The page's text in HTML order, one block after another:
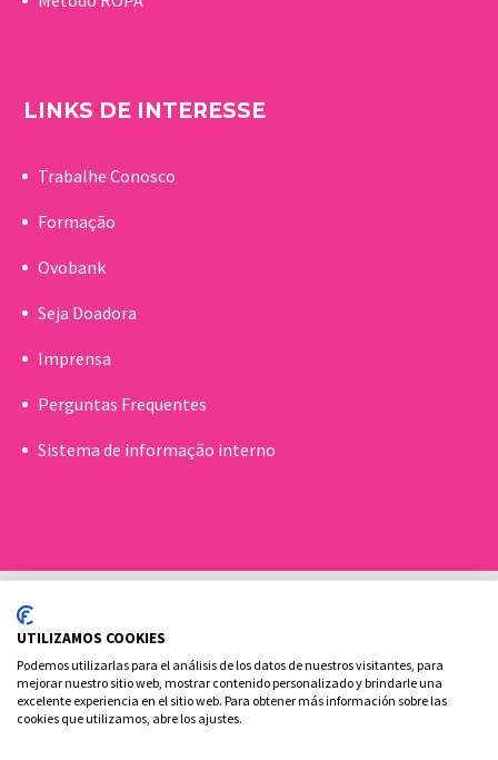
LINKS DE INTERESSE
Trabalhe Conosco
Formação
Ovobank
Seja Doadora
Imprensa
Perguntas Frequentes
Sistema de informação interno
Política de cookies
Aviso Legal e Privacidade
UTILIZAMOS COOKIES
Podemos utilizarlas para el análisis de los datos de nuestros visitantes, para
mejorar nuestro sitio web, mostrar contenido personalizado y brindarle una
excelente experiencia en el sitio web. Para obtener más información sobre las
cookies que utilizamos, abre los ajustes.